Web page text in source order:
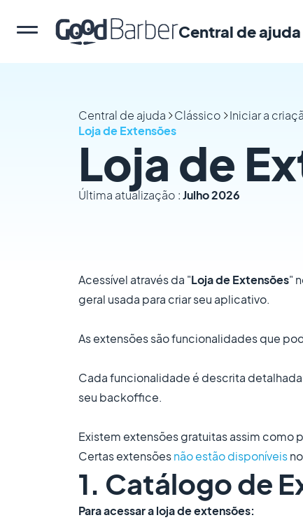
Central de ajuda
Central de ajuda Clássico Iniciar a
Loja de Extensões
Loja de
Última atualização :Julho 2026
Acessível através da "Loja de Extensões"
geral usada para criar seu aplicativo.
As extensões são funcionalidades que
Cada funcionalidade é descrita
seu backoffice.
Existem extensões gratuitas assim como
Certas extensõesnão estão disponíveis
1. Catálogo de
Para acessar a loja de extensões: